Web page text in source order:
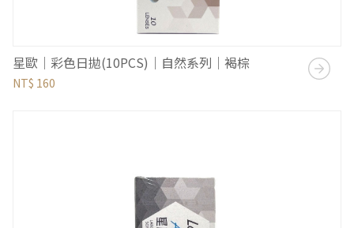
星歐｜彩色日拋(10PCS)｜自然系列｜褐棕
NT$ 160